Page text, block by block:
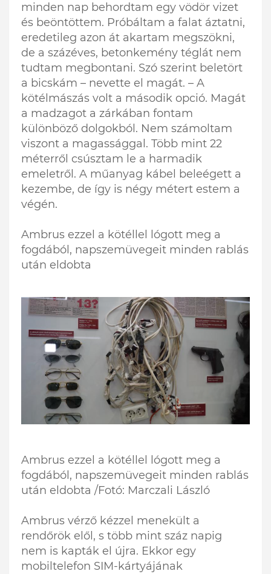
minden nap behordtam egy vödör vizet
és beöntöttem. Próbáltam a falat áztatni,
eredetileg azon át akartam megszökni,
de a százéves, betonkemény téglát nem
tudtam megbontani. Szó szerint beletört
a bicskám – nevette el magát. – A
kötélmászás volt a második opció. Magát
a madzagot a zárkában fontam
különböző dolgokból. Nem számoltam
viszont a magassággal. Több mint 22
méterről csúsztam le a harmadik
emeletről. A műanyag kábel beleégett a
kezembe, de így is négy métert estem a
végén.
Ambrus ezzel a kötéllel lógott meg a
fogdából, napszemüvegeit minden rablás
után eldobta
Ambrus ezzel a kötéllel lógott meg a
fogdából, napszemüvegeit minden rablás
után eldobta /Fotó: Marczali László
Ambrus vérző kézzel menekült a
rendőrök elől, s több mint száz napig
nem is kapták el újra. Ekkor egy
mobiltelefon SIM-kártyájának